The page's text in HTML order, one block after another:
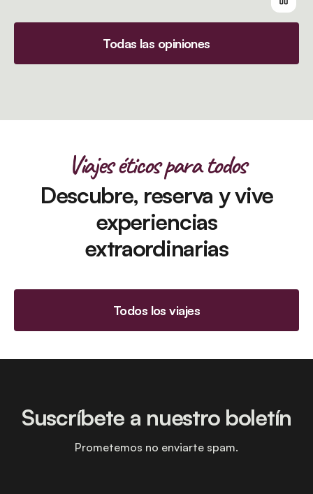
Todas las opiniones
Viajes éticos para todos
Descubre, reserva y vive
experiencias
extraordinarias
Todos los viajes
Suscríbete a nuestro boletín
Prometemos no enviarte spam.